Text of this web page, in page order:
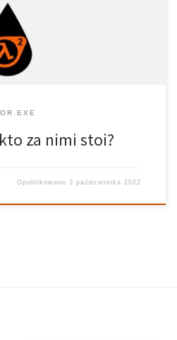
za nimi stoi?
Opublikowano3 października 2022